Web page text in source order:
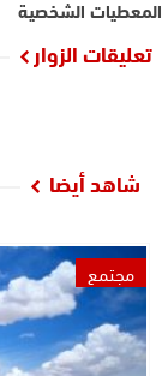
المعطيات الشخصية
تعليقات الزوار
شاهد أيضا
مجتمع